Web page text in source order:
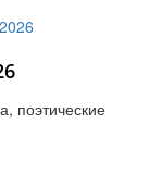
поэтические